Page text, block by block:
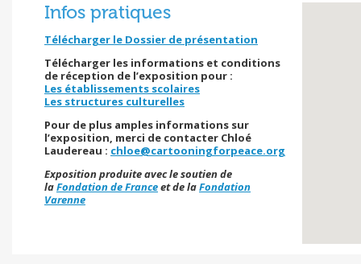
Infos pratiques
Télécharger le Dossier de présentation
Télécharger les informations et conditions
de réception de l’exposition pour :
Les établissements scolaires
Les structures culturelles
Pour de plus amples informations sur
l’exposition, merci de contacter Chloé
Laudereau : chloe@cartooningforpeace.org
Exposition produite avec le soutien de
laFondation de Franceet de laFondation
Varenne